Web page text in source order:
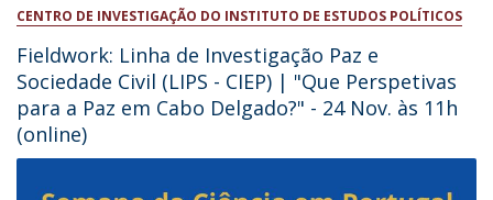
CENTRO DE INVESTIGAÇÃO DO INSTITUTO DE ESTUDOS POLÍTICOS
Fieldwork: Linha de Investigação Paz e
Sociedade Civil (LIPS - CIEP) | "Que Perspetivas
para a Paz em Cabo Delgado?" - 24 Nov. às 11h
(online)